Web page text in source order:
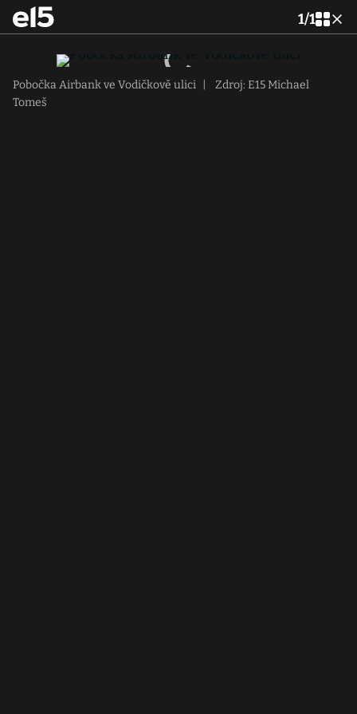
1/1
Pobočka Airbank ve Vodičkově ulici
Zdroj: E15 Michael
Tomeš